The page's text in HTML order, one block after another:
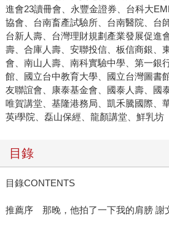
進會23讀冊會、永豐金證券、台科大
協會、台南畜產試驗所、台南醫院、台
台新人壽、台灣理財規劃產業發展促進
壽、合庫人壽、安聯投信、板信商銀、
會、南山人壽、南科實驗中學、第一銀
館、國立台中教育大學、國立台灣圖書
友聯誼會、康泰基金會、國泰人壽、國
唯賀講堂、基隆港務局、凱禾騰國際、
英i學院、磊山保經、龍顏講堂、鮮乳坊
目錄
目錄CONTENTS
推薦序 那晚，他拍了一下我的肩膀 謝